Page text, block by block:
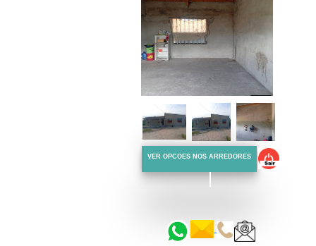
VER OPCOES NOS ARREDORES